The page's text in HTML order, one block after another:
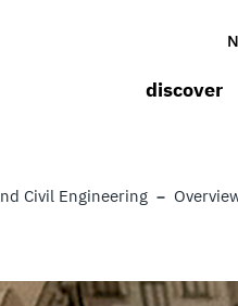
discover
Civil Engineering